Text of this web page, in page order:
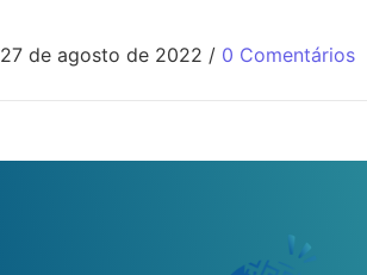
27 de agosto de 2022 / 0 Comentários